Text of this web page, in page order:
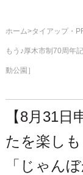
ホーム タイアップ・
もう♪厚木市制70周年
動公園］
【8月31
たを楽し
「じゃん